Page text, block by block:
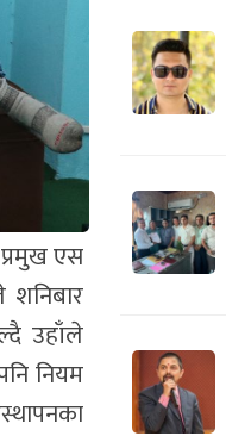
एस
शनिबार
उहाँले
नियम